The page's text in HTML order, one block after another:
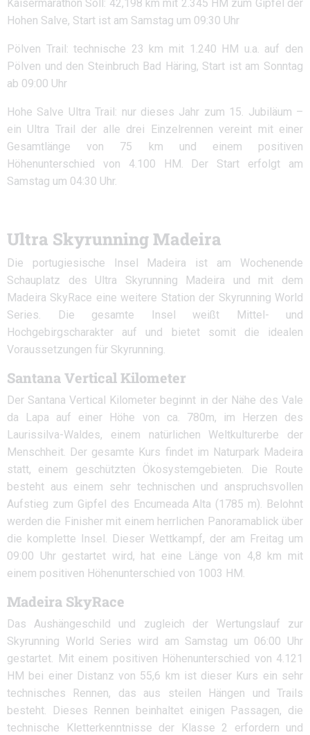
Kaisermarathon Söll: 42,198 km mit 2.345 HM zum Gipfel der
Hohen Salve, Start ist am Samstag um 09:30 Uhr
Pölven Trail: technische 23 km mit 1.240 HM u.a. auf den
Pölven und den Steinbruch Bad Häring, Start ist am Sonntag
ab 09:00 Uhr
Hohe Salve Ultra Trail: nur dieses Jahr zum 15. Jubiläum –
ein Ultra Trail der alle drei Einzelrennen vereint mit einer
Gesamtlänge von 75 km und einem positiven
Höhenunterschied von 4.100 HM. Der Start erfolgt am
Samstag um 04:30 Uhr.
Ultra Skyrunning Madeira
Die portugiesische Insel Madeira ist am Wochenende
Schauplatz des Ultra Skyrunning Madeira und mit dem
Madeira SkyRace eine weitere Station der Skyrunning World
Series. Die gesamte Insel weißt Mittel- und
Hochgebirgscharakter auf und bietet somit die idealen
Voraussetzungen für Skyrunning.
Santana Vertical Kilometer
Der Santana Vertical Kilometer beginnt in der Nähe des Vale
da Lapa auf einer Höhe von ca. 780m, im Herzen des
Laurissilva-Waldes, einem natürlichen Weltkulturerbe der
Menschheit. Der gesamte Kurs findet im Naturpark Madeira
statt, einem geschützten Ökosystemgebieten. Die Route
besteht aus einem sehr technischen und anspruchsvollen
Aufstieg zum Gipfel des Encumeada Alta (1785 m). Belohnt
werden die Finisher mit einem herrlichen Panoramablick über
die komplette Insel. Dieser Wettkampf, der am Freitag um
09:00 Uhr gestartet wird, hat eine Länge von 4,8 km mit
einem positiven Höhenunterschied von 1003 HM.
Madeira SkyRace
Das Aushängeschild und zugleich der Wertungslauf zur
Skyrunning World Series wird am Samstag um 06:00 Uhr
gestartet. Mit einem positiven Höhenunterschied von 4.121
HM bei einer Distanz von 55,6 km ist dieser Kurs ein sehr
technisches Rennen, das aus steilen Hängen und Trails
besteht. Dieses Rennen beinhaltet einigen Passagen, die
technische Kletterkenntnisse der Klasse 2 erfordern und